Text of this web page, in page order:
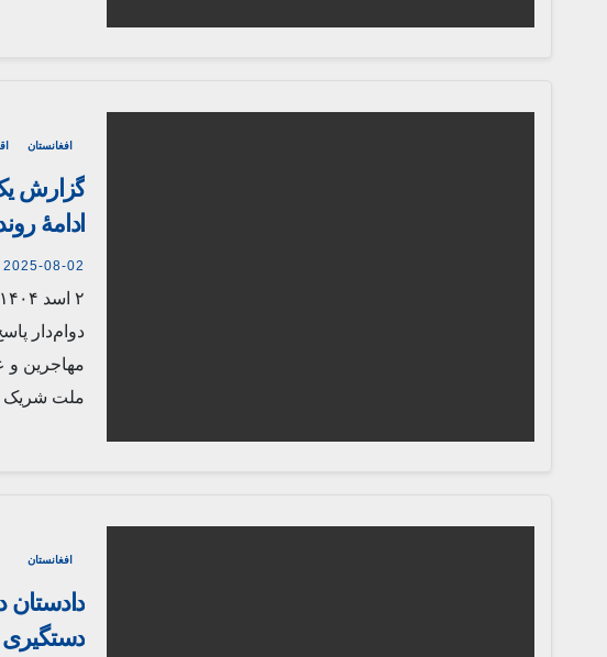
افغانستان
گزارش
ادامهٔ
2025-08-02
دوام‌دار
مهاجرین و
ملت
افغانستان
دادستان
دستگیری